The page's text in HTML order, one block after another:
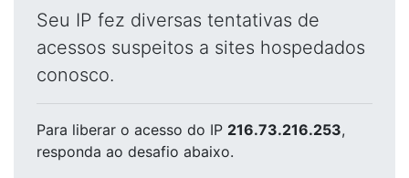
Seu IP fez diversas tentativas de
acessos suspeitos a sites hospedados
conosco.
Para liberar o acesso do IP 216.73.216.253,
responda ao desafio abaixo.